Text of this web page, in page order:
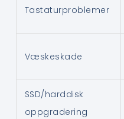
Tastaturproblemer
Væskeskade
SSD/harddisk
oppgradering